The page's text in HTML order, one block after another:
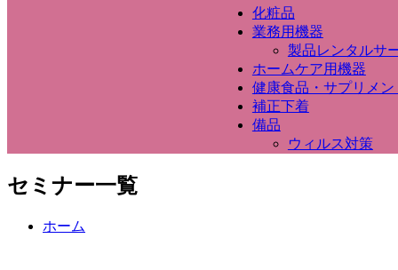
化粧品
業務用機器
製品レンタルサ
ホームケア用機器
健康食品・サプリメン
補正下着
備品
ウィルス対策
セミナー一覧
ホーム